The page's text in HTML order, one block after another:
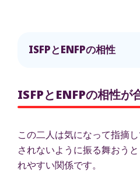
ISFPとENFPの相性
ISFPとENFPの相性が
この二人は気になって指摘
されないように振る舞おう
れやすい関係です。